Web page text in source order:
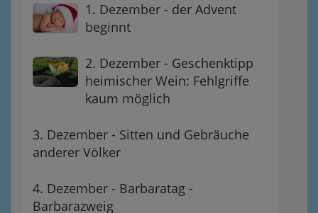
1. Dezember - der Advent
beginnt
2. Dezember - Geschenktipp
heimischer Wein: Fehlgriffe
kaum möglich
3. Dezember - Sitten und Gebräuche
anderer Völker
4. Dezember - Barbaratag -
Barbarazweig